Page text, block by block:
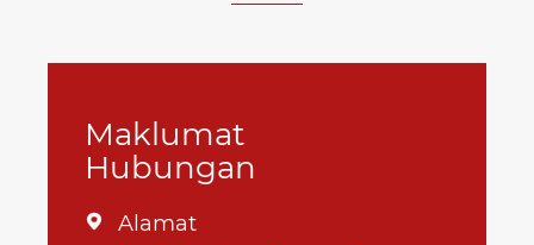
Maklumat
Hubungan
 Alamat